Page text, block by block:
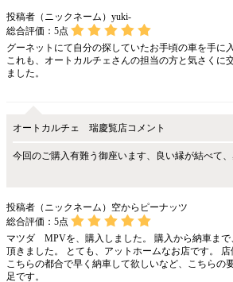
投稿者（ニックネーム）yuki-
総合評価： 5点
グーネットにて自分の探していたお手頃の車を手に
これも、オートカルチェさんの担当の方と気さくに
ました。
オートカルチェ 瑞慶覧店コメント
今回のご購入有難う御座います、良い縁が結べて、
投稿者（ニックネーム）空からピーナッツ
総合評価： 5点
マツダ MPVを、購入しました。 購入から納車まで
頂きました。 とても、アットホームなお店です。 店
こちらの都合で早く納車して欲しいなど、こちらの
足です。